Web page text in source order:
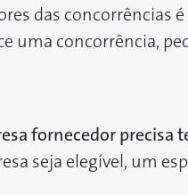
das concorrências
uma concorrência,
fornecedor precisa
seja elegível, um